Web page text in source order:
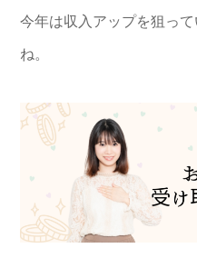
今年は収入アップを狙っ
ね。